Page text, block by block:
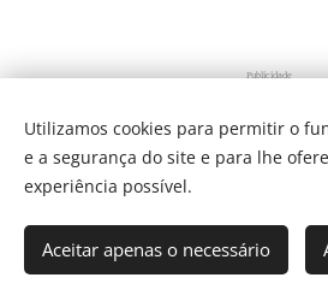
Publicidade
Share
Utilizamos cookies para permitir o
e a segurança do site e para lhe
experiência possível.
Aceitar apenas o necessário